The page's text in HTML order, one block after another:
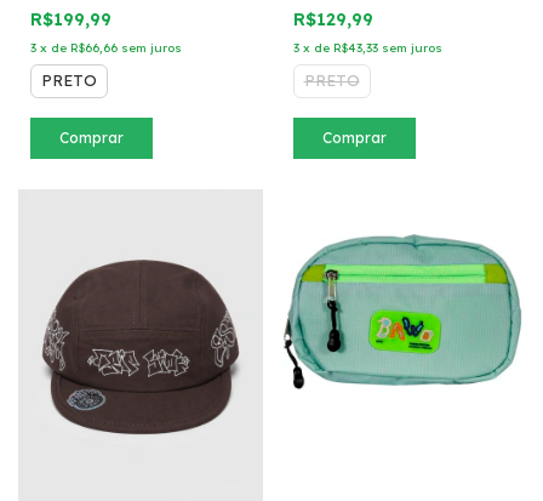
R$199,99
3 x de R$66,66 sem juros
PRETO
Comprar
R$129,99
3 x de R$43,33 sem juros
PRETO
Comprar